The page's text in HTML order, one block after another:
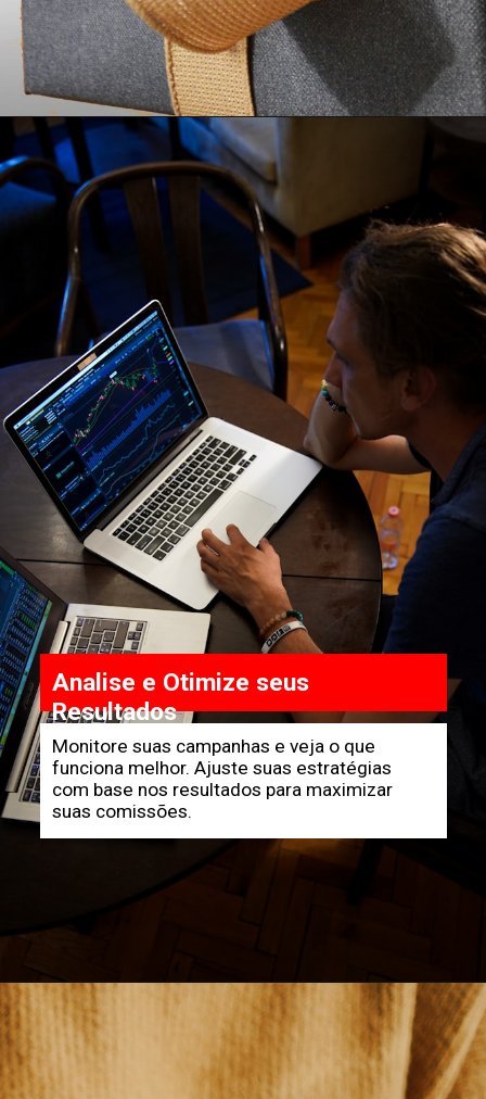
Opening
Monitore suas campanhas e veja o que
funciona melhor. Ajuste suas estratégias
com base nos resultados para maximizar
suas comissões.
Analise e Otimize seus
Resultados
Opening https://horadomoney.com/divulgar-produtos-e-ganhar-comissao